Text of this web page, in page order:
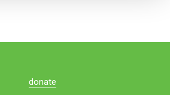
donate